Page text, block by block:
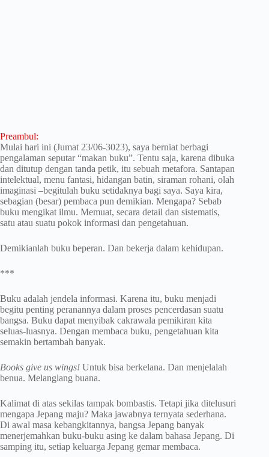
Preambul:
Mulai hari ini (Jumat 23/06-3023), saya berniat berbagi
pengalaman seputar “makan buku”. Tentu saja, karena dibuka
dan ditutup dengan tanda petik, itu sebuah metafora. Santapan
intelektual, menu fantasi, hidangan batin, siraman rohani, olah
imaginasi –begitulah buku setidaknya bagi saya. Saya kira,
sebagian (besar) pembaca pun demikian. Mengapa? Sebab
buku mengikat ilmu. Memuat, secara detail dan sistematis,
satu atau suatu pokok informasi dan pengetahuan.
Demikianlah buku beperan. Dan bekerja dalam kehidupan.
***
Buku adalah jendela informasi. Karena itu, buku menjadi
begitu penting peranannya dalam proses pencerdasan suatu
bangsa. Buku dapat menyibak cakrawala pemikiran kita
seluas-luasnya. Dengan membaca buku, pengetahuan kita
semakin bertambah banyak.
Books give us wings! Untuk bisa berkelana. Dan menjelalah
benua. Melanglang buana.
Kalimat di atas sekilas tampak bombastis. Tetapi jika ditelusuri
mengapa Jepang maju? Maka jawabnya ternyata sederhana.
Di awal masa kebangkitannya, bangsa Jepang banyak
menerjemahkan buku-buku asing ke dalam bahasa Jepang. Di
samping itu, setiap keluarga Jepang gemar membaca.